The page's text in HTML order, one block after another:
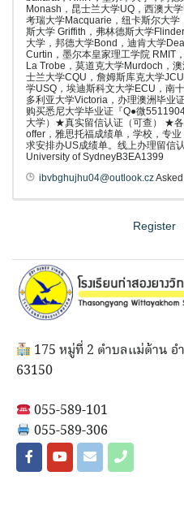
Monash，昆士兰大学UQ，西澳大
考瑞大学Macquarie，纽卡斯尔大
斯大学 Griffith，弗林德斯大学
大学，邦德大学Bond，迪肯大学
Curtin，墨尔本皇家理工学院 RMIT
La Trobe，莫道克大学Murdoch，
士兰大学CQU，詹姆斯库克大学
学USQ，埃迪斯科文大学ECU，南
多利亚大学Victoria，办理澳洲毕业
购买悉尼大学毕业证『Q●微
大学）★真实留信认证（可查） ★
offer，雅思托福成绩单，学校，专
求安排办US成绩单。线上办理留信
University of SydneyB3EA1399
ibvbghujhu04@outlook.cz
Register
175 หมู่ที่ 2 ตำบลแม่ต้าน อ
63150
055-589-101
055-589-306